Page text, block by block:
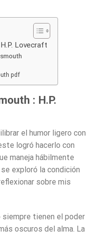
Lovecraft
pdf
: H.P.
el humor ligero con
logró hacerlo con
maneja hábilmente
exploró la condición
sobre mis
tienen el poder
oscuros del alma. La